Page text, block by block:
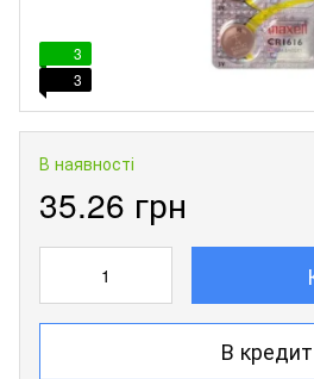
3
3
В наявності
35.26 грн
В кредит